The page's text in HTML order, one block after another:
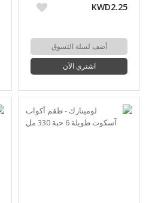
KWD2.25
أضف لسلة التسوق
اشتري الآن